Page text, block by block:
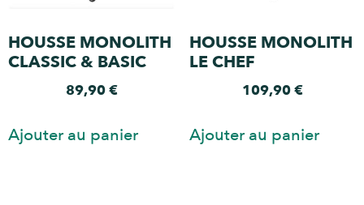
HOUSSE MONOLITH
CLASSIC & BASIC
89,90€
Ajouter au panier
HOUSSE MONOLITH
LE CHEF
109,90€
Ajouter au panier